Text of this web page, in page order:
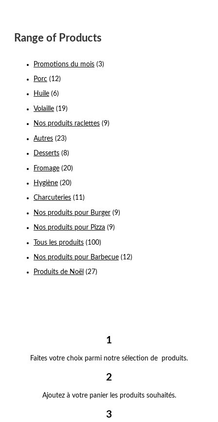
Range of Products
Promotions du mois (3)
Porc (12)
Huile (6)
Volaille (19)
Nos produits raclettes (9)
Autres (23)
Desserts (8)
Fromage (20)
Hygiène (20)
Charcuteries (11)
Nos produits pour Burger (9)
Nos produits pour Pizza (9)
Tous les produits (100)
Nos produits pour Barbecue (12)
Produits de Noël (27)
1
Faites votre choix parmi notre sélection de produits.
2
Ajoutez à votre panier les produits souhaités.
3